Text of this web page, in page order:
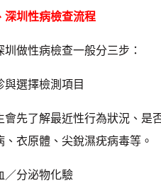
深圳性病檢查流程
性病檢查一般分三步：
選擇檢測項目
了解最近性行為狀況、是否
、衣原體、尖銳濕疣病毒等。
分泌物化驗